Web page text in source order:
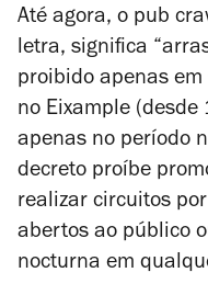
Até agora, o pub
letra, significa
proibido apenas
no Eixample (desde
apenas no período
decreto proíbe
realizar circuitos
abertos ao público
nocturna em